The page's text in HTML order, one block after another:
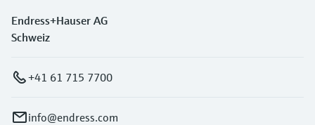
Endress+Hauser AG
Schweiz
+41 61 715 7700
info@endress.com